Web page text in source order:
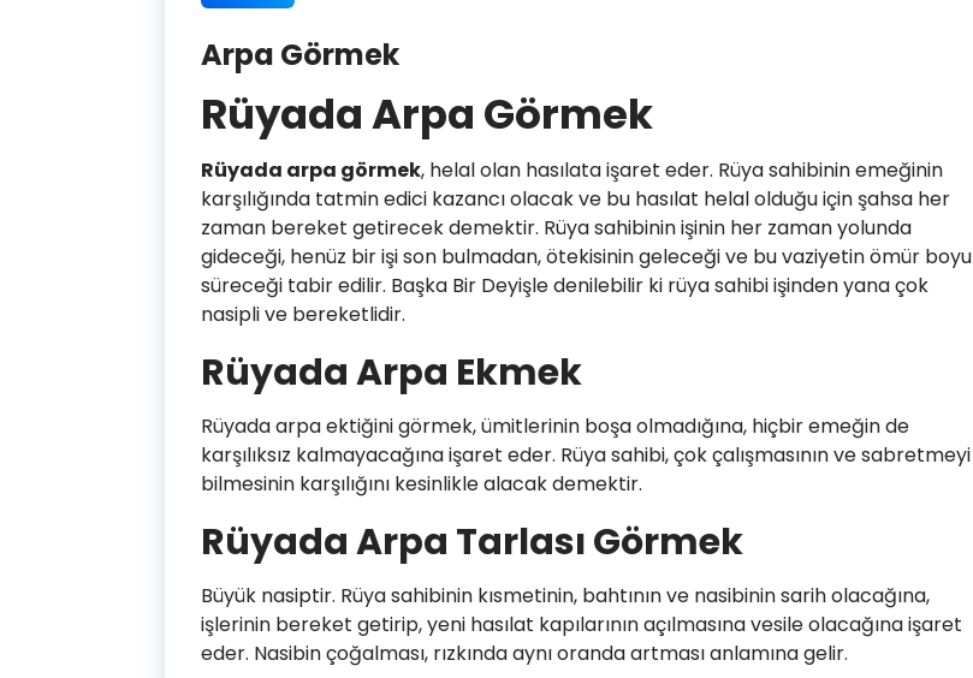
Arpa Görmek
Rüyada Arpa Görmek
Rüyada arpa görmek, helal olan hasılata işaret eder. Rüya sahibinin emeğinin
karşılığında tatmin edici kazancı olacak ve bu hasılat helal olduğu için şahsa her
zaman bereket getirecek demektir. Rüya sahibinin işinin her zaman yolunda
gideceği, henüz bir işi son bulmadan, ötekisinin geleceği ve bu vaziyetin ömür boyu
süreceği tabir edilir. Başka Bir Deyişle denilebilir ki rüya sahibi işinden yana çok
nasipli ve bereketlidir.
Rüyada Arpa Ekmek
Rüyada arpa ektiğini görmek, ümitlerinin boşa olmadığına, hiçbir emeğin de
karşılıksız kalmayacağına işaret eder. Rüya sahibi, çok çalışmasının ve sabretmeyi
bilmesinin karşılığını kesinlikle alacak demektir.
Rüyada Arpa Tarlası Görmek
Büyük nasiptir. Rüya sahibinin kısmetinin, bahtının ve nasibinin sarih olacağına,
işlerinin bereket getirip, yeni hasılat kapılarının açılmasına vesile olacağına işaret
eder. Nasibin çoğalması, rızkında aynı oranda artması anlamına gelir.